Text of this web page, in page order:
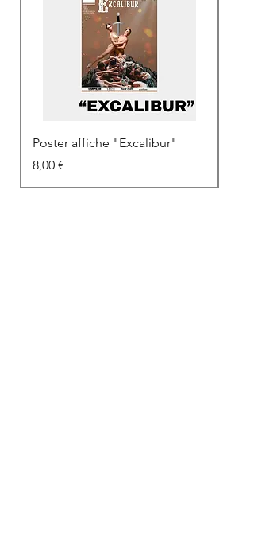
Poster affiche "Excalibur"
Prix
8,00 €